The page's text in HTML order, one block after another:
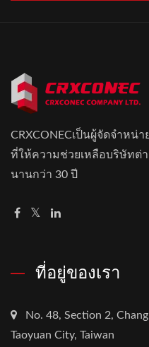
CRXCONECเป็นผู้จัดจำหน่
ที่ให้ความช่วยเหลือบริษัทต่
นานกว่า 30 ปี
ที่อยู่ของเรา
No. 48, Section 2,
Taoyuan City, Taiwan